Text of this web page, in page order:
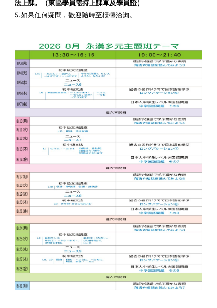
法上課。（東區學員需持上課單及學員證）
5.如果任何疑問，歡迎隨時至櫃檯洽詢。